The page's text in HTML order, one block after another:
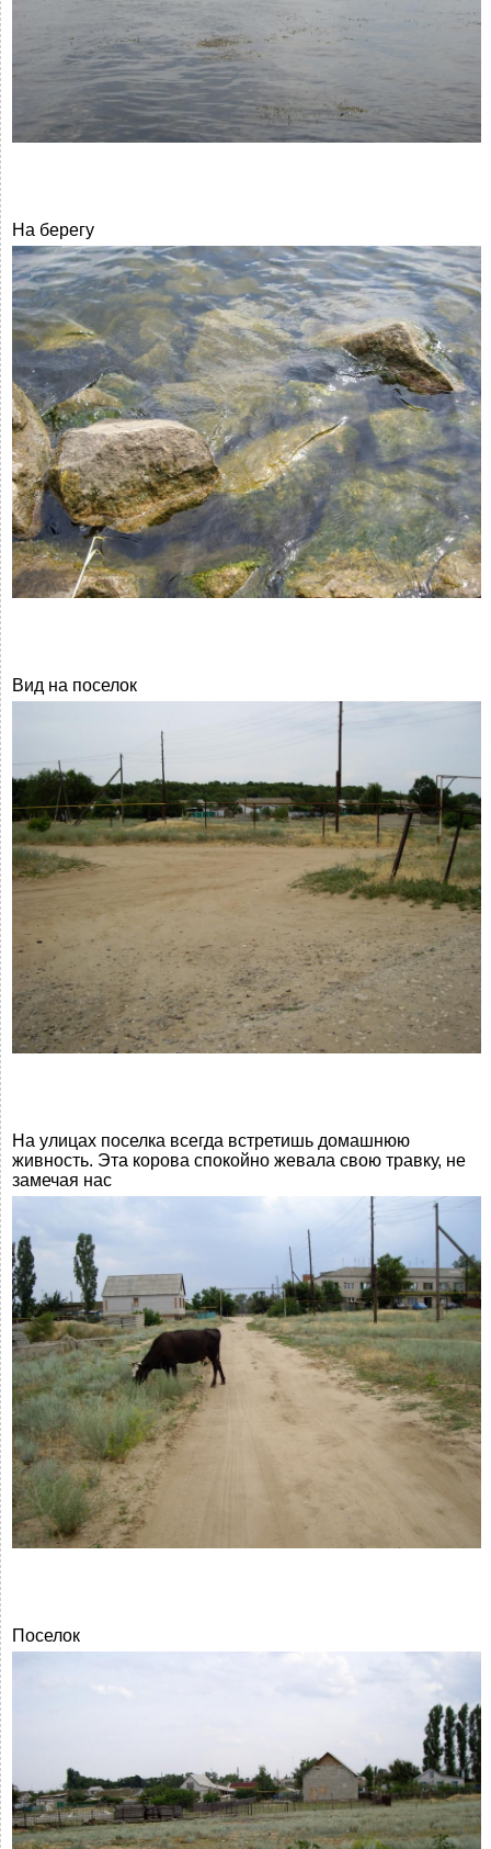
На берегу
Вид на поселок
На улицах поселка всегда встретишь домашнюю
живность. Эта корова спокойно жевала свою травку, не
замечая нас
Поселок